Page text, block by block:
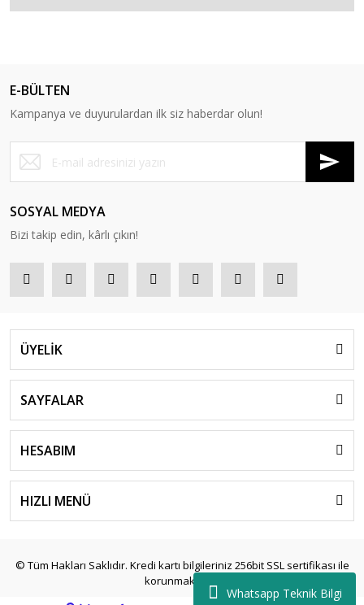
Whatsapp Teknik Bilgi
E-BÜLTEN
Kampanya ve duyurulardan ilk siz haberdar olun!
SOSYAL MEDYA
Bizi takip edin, kârlı çıkın!
ÜYELİK
SAYFALAR
HESABIM
HIZLI MENÜ
© Tüm Hakları Saklıdır. Kredi kartı bilgileriniz 256bit SSL sertifikası ile
korunmaktadır.